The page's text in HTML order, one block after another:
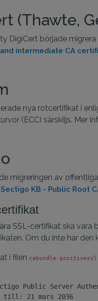
(Thawte,
DigiCert började
intermediate CA
nya rotcertifikat i
(ECC) särskiljs. Mer
migreringen av
Sectigo KB - Public Root
SSL-certifikat ska
Om du inte har
i filen cabundle-
Public Server
till: 21 mars 2036